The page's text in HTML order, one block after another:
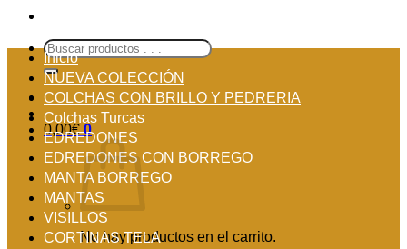
Buscar
por:
0,00€ 0
No hay productos en el carrito.
Inicio
NUEVA COLECCIÓN
COLCHAS CON BRILLO Y PEDRERIA
Colchas Turcas
EDREDONES
EDREDONES CON BORREGO
MANTA BORREGO
MANTAS
VISILLOS
CORTINAS TELA